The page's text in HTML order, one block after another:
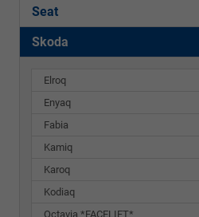
Seat
Skoda
Elroq
Enyaq
Fabia
Kamiq
Karoq
Kodiaq
Octavia *FACELIFT*